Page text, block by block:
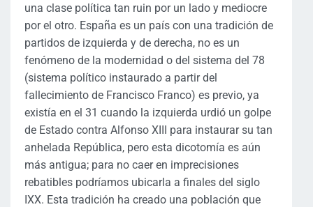
una clase política tan ruin por un lado y mediocre
por el otro. España es un país con una tradición de
partidos de izquierda y de derecha, no es un
fenómeno de la modernidad o del sistema del 78
(sistema político instaurado a partir del
fallecimiento de Francisco Franco) es previo, ya
existía en el 31 cuando la izquierda urdió un golpe
de Estado contra Alfonso XIII para instaurar su tan
anhelada República, pero esta dicotomía es aún
más antigua; para no caer en imprecisiones
rebatibles podríamos ubicarla a finales del siglo
IXX. Esta tradición ha creado una población que